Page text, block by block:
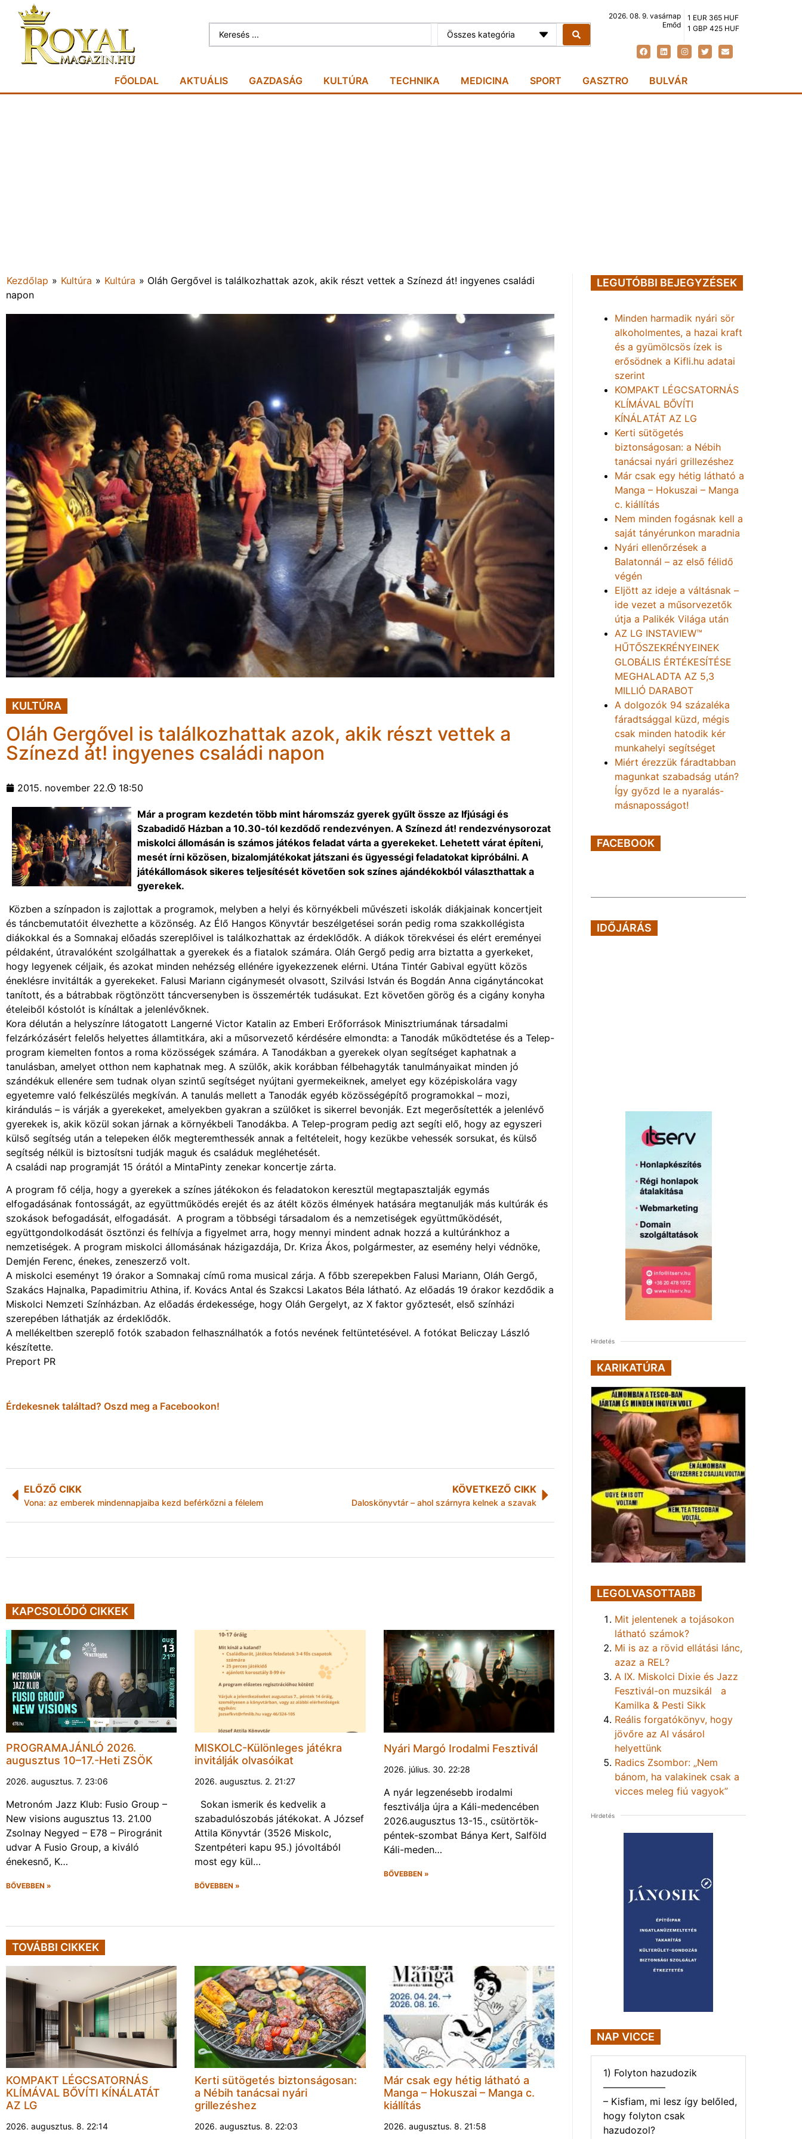
Összes kategória
2026. 08. 9. vasárnap
Emőd
1 EUR 365 HUF
1 GBP 425 HUF
FŐOLDAL AKTUÁLIS GAZDASÁG KULTÚRA TECHNIKA MEDICINA SPORT GASZTRO BULVÁR
Kezdőlap » Kultúra » Kultúra » Oláh Gergővel is találkozhattak azok, akik részt vettek a Színezd át! ingyenes családi
napon
KULTÚRA
Oláh Gergővel is találkozhattak azok, akik részt vettek a
Színezd át! ingyenes családi napon
2015. november 22. 18:50
Már a program kezdetén több mint háromszáz gyerek gyűlt össze az Ifjúsági és
Szabadidő Házban a 10.30-tól kezdődő rendezvényen. A Színezd át! rendezvénysorozat
miskolci állomásán is számos játékos feladat várta a gyerekeket. Lehetett várat építeni,
mesét írni közösen, bizalomjátékokat játszani és ügyességi feladatokat kipróbálni. A
játékállomások sikeres teljesítését követően sok színes ajándékokból választhattak a
gyerekek.
Közben a színpadon is zajlottak a programok, melyben a helyi és környékbeli művészeti iskolák diákjainak koncertjeit
és táncbemutatóit élvezhette a közönség. Az Élő Hangos Könyvtár beszélgetései során pedig roma szakkollégista
diákokkal és a Somnakaj előadás szereplőivel is találkozhattak az érdeklődők. A diákok törekvései és elért ereményei
példaként, útravalóként szolgálhattak a gyerekek és a fiatalok számára. Oláh Gergő pedig arra biztatta a gyerkeket,
hogy legyenek céljaik, és azokat minden nehézség ellénére igyekezzenek elérni. Utána Tintér Gabival együtt közös
éneklésre invitálták a gyerekeket. Falusi Mariann cigánymesét olvasott, Szilvási István és Bogdán Anna cigánytáncokat
tanított, és a bátrabbak rögtönzött táncversenyben is összemérték tudásukat. Ezt követően görög és a cigány konyha
ételeiből kóstolót is kínáltak a jelenlévőknek.
Kora délután a helyszínre látogatott Langerné Victor Katalin az Emberi Erőforrások Minisztriumának társadalmi
felzárkózásért felelős helyettes államtitkára, aki a műsorvezető kérdésére elmondta: a Tanodák működtetése és a Telep-
program kiemelten fontos a roma közösségek számára. A Tanodákban a gyerekek olyan segítséget kaphatnak a
tanulásban, amelyet otthon nem kaphatnak meg. A szülők, akik korábban félbehagyták tanulmányaikat minden jó
szándékuk ellenére sem tudnak olyan szintű segítséget nyújtani gyermekeiknek, amelyet egy középiskolára vagy
egyetemre való felkészülés megkíván. A tanulás mellett a Tanodák egyéb közösségépítő programokkal – mozi,
kirándulás – is várják a gyerekeket, amelyekben gyakran a szülőket is sikerrel bevonják. Ezt megerősítették a jelenlévő
gyerekek is, akik közül sokan járnak a környékbeli Tanodákba. A Telep-program pedig azt segíti elő, hogy az egyszeri
külső segítség után a telepeken élők megteremthessék annak a feltételeit, hogy kezükbe vehessék sorsukat, és külső
segítség nélkül is biztosítsni tudják maguk és családuk megléhetését.
A családi nap programját 15 órától a MintaPinty zenekar koncertje zárta.
A program fő célja, hogy a gyerekek a színes játékokon és feladatokon keresztül megtapasztalják egymás
elfogadásának fontosságát, az együttműködés erejét és az átélt közös élmények hatására megtanulják más kultúrák és
szokások befogadását, elfogadását. A program a többségi társadalom és a nemzetiségek együttműködését,
együttgondolkodását ösztönzi és felhívja a figyelmet arra, hogy mennyi mindent adnak hozzá a kultúránkhoz a
nemzetiségek. A program miskolci állomásának házigazdája, Dr. Kriza Ákos, polgármester, az esemény helyi védnöke,
Demjén Ferenc, énekes, zeneszerző volt.
A miskolci eseményt 19 órakor a Somnakaj című roma musical zárja. A főbb szerepekben Falusi Mariann, Oláh Gergő,
Szakács Hajnalka, Papadimitriu Athina, if. Kovács Antal és Szakcsi Lakatos Béla látható. Az előadás 19 órakor kezdődik a
Miskolci Nemzeti Színházban. Az előadás érdekessége, hogy Oláh Gergelyt, az X faktor győztesét, első színházi
szerepében láthatják az érdeklődők.
A mellékeltben szereplő fotók szabadon felhasználhatók a fotós nevének feltüntetésével. A fotókat Beliczay László
készítette.
Preport PR
Érdekesnek találtad? Oszd meg a Facebookon!
ELŐZŐ CIKK
Vona: az emberek mindennapjaiba kezd beférkőzni a félelem
KÖVETKEZŐ CIKK
Daloskönyvtár – ahol szárnyra kelnek a szavak
KAPCSOLÓDÓ CIKKEK
PROGRAMAJÁNLÓ 2026.
augusztus 10–17.-Heti ZSÖK
2026. augusztus. 7. 23:06
Metronóm Jazz Klub: Fusio Group –
New visions augusztus 13. 21.00
Zsolnay Negyed – E78 – Pirogránit
udvar A Fusio Group, a kiváló
énekesnő, K…
BŐVEBBEN »
MISKOLC-Különleges játékra
invitálják olvasóikat
2026. augusztus. 2. 21:27
Sokan ismerik és kedvelik a
szabadulószobás játékokat. A József
Attila Könyvtár (3526 Miskolc,
Szentpéteri kapu 95.) jóvoltából
most egy kül…
BŐVEBBEN »
Nyári Margó Irodalmi Fesztivál
2026. július. 30. 22:28
A nyár legzenésebb irodalmi
fesztiválja újra a Káli-medencében
2026.augusztus 13-15., csütörtök-
péntek-szombat Bánya Kert, Salföld
Káli-meden…
BŐVEBBEN »
TOVÁBBI CIKKEK
KOMPAKT LÉGCSATORNÁS
KLÍMÁVAL BŐVÍTI KÍNÁLATÁT
AZ LG
2026. augusztus. 8. 22:14
Kerti sütögetés biztonságosan:
a Nébih tanácsai nyári
grillezéshez
2026. augusztus. 8. 22:03
Már csak egy hétig látható a
Manga – Hokuszai – Manga c.
kiállítás
2026. augusztus. 8. 21:58
LEGUTÓBBI BEJEGYZÉSEK
Minden harmadik nyári sör
alkoholmentes, a hazai kraft
és a gyümölcsös ízek is
erősödnek a Kifli.hu adatai
szerint
KOMPAKT LÉGCSATORNÁS
KLÍMÁVAL BŐVÍTI
KÍNÁLATÁT AZ LG
Kerti sütögetés
biztonságosan: a Nébih
tanácsai nyári grillezéshez
Már csak egy hétig látható a
Manga – Hokuszai – Manga
c. kiállítás
Nem minden fogásnak kell a
saját tányérunkon maradnia
Nyári ellenőrzések a
Balatonnál – az első félidő
végén
Eljött az ideje a váltásnak –
ide vezet a műsorvezetők
útja a Palikék Világa után
AZ LG INSTAVIEW™
HŰTŐSZEKRÉNYEINEK
GLOBÁLIS ÉRTÉKESÍTÉSE
MEGHALADTA AZ 5,3
MILLIÓ DARABOT
A dolgozók 94 százaléka
fáradtsággal küzd, mégis
csak minden hatodik kér
munkahelyi segítséget
Miért érezzük fáradtabban
magunkat szabadság után?
Így győzd le a nyaralás-
másnaposságot!
FACEBOOK
IDŐJÁRÁS
Hirdetés
KARIKATÚRA
LEGOLVASOTTABB
Mit jelentenek a tojásokon
látható számok?
Mi is az a rövid ellátási lánc,
azaz a REL?
A IX. Miskolci Dixie és Jazz
Fesztivál-on muzsikál a
Kamilka & Pesti Sikk
Reális forgatókönyv, hogy
jövőre az AI vásárol
helyettünk
Radics Zsombor: „Nem
bánom, ha valakinek csak a
vicces meleg fiú vagyok”
Hirdetés
NAP VICCE
1) Folyton hazudozik
——————–
– Kisfiam, mi lesz így belőled,
hogy folyton csak
hazudozol?